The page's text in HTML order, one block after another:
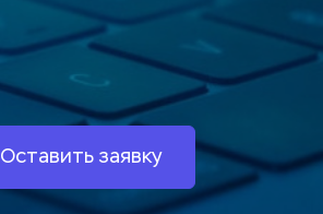
Оставить заявку